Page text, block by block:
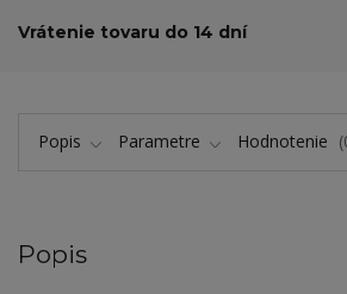
Vrátenie tovaru do 14 dní
Popis Parametre Hodnotenie
Popis